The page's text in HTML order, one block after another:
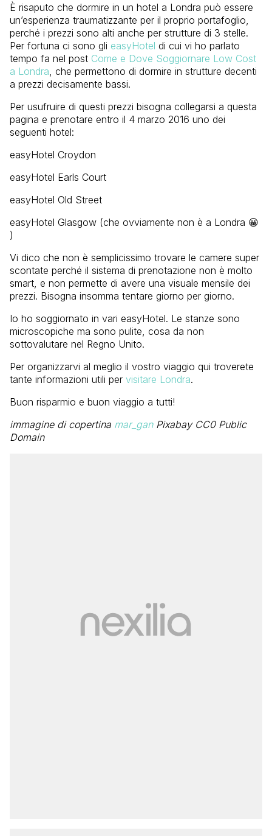
È risaputo che dormire in un hotel a Londra può essere
un’esperienza traumatizzante per il proprio portafoglio,
perché i prezzi sono alti anche per strutture di 3 stelle.
Per fortuna ci sono gli easyHotel di cui vi ho parlato
tempo fa nel post Come e Dove Soggiornare Low Cost
a Londra , che permettono di dormire in strutture decenti
a prezzi decisamente bassi.
Per usufruire di questi prezzi bisogna collegarsi a questa
pagina e prenotare entro il 4 marzo 2016 uno dei
seguenti hotel:
easyHotel Croydon
easyHotel Earls Court
easyHotel Old Street
easyHotel Glasgow (che ovviamente non è a Londra 😀
)
Vi dico che non è semplicissimo trovare le camere super
scontate perché il sistema di prenotazione non è molto
smart, e non permette di avere una visuale mensile dei
prezzi. Bisogna insomma tentare giorno per giorno.
Io ho soggiornato in vari easyHotel. Le stanze sono
microscopiche ma sono pulite, cosa da non
sottovalutare nel Regno Unito.
Per organizzarvi al meglio il vostro viaggio qui troverete
tante informazioni utili per visitare Londra.
Buon risparmio e buon viaggio a tutti!
immagine di copertina mar_ganPixabay CC0 Public
Domain